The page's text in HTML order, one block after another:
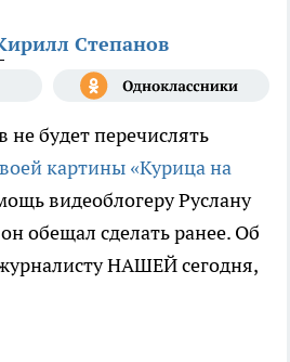
Степанов
будет перечислять
картины «Курица на
видеоблогеру Руслану
обещал сделать ранее. Об
НАШЕЙ сегодня,